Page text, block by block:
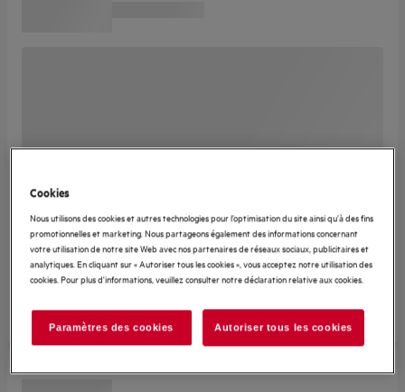
Cookies
Nous utilisons des cookies et autres technologies pour l’optimisation du site ainsi qu’à des fins
promotionnelles et marketing. Nous partageons également des informations concernant
votre utilisation de notre site Web avec nos partenaires de réseaux sociaux, publicitaires et
analytiques. En cliquant sur « Autoriser tous les cookies », vous acceptez notre utilisation des
cookies. Pour plus d'informations, veuillez consulter notre déclaration relative aux cookies.
Paramètres des cookies Autoriser tous les cookies